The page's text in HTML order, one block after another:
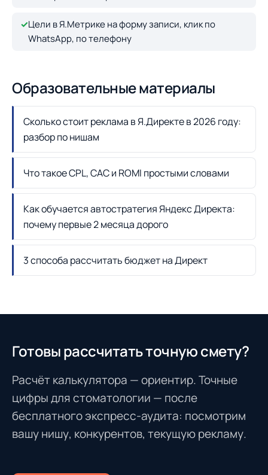
✓Цели в Я.Метрике на форму записи, клик по
WhatsApp, по телефону
Образовательные материалы
Сколько стоит реклама в Я.Директе в 2026 году:
разбор по нишам
Что такое CPL, CAC и ROMI простыми словами
Как обучается автостратегия Яндекс Директа:
почему первые 2 месяца дорого
3 способа рассчитать бюджет на Директ
Готовы рассчитать точную смету?
Расчёт калькулятора — ориентир. Точные
цифры для стоматологии — после
бесплатного экспресс-аудита: посмотрим
вашу нишу, конкурентов, текущую рекламу.